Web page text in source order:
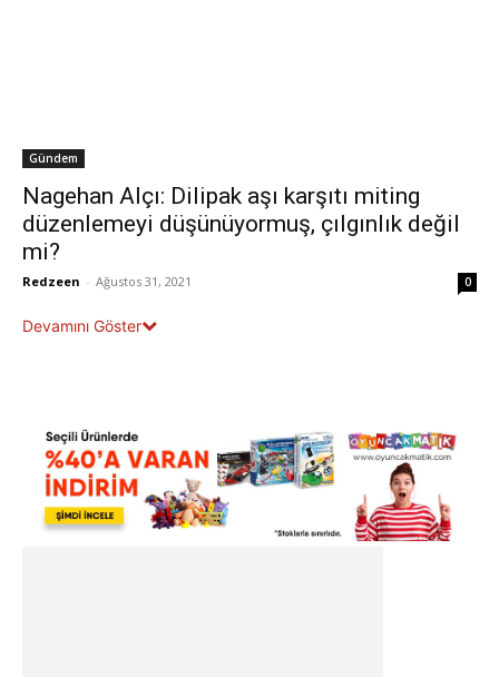
Gündem
Nagehan Alçı: Dilipak aşı karşıtı miting
düzenlemeyi düşünüyormuş, çılgınlık değil
mi?
Redzeen - Ağustos 31, 2021 0
Devamını Göster